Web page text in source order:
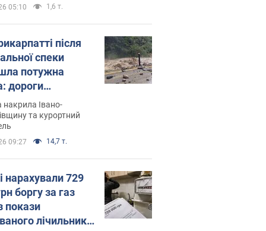
05:10 1,6 т.
після
спеки
потужна
дороги
на
Відео
накрила Івано-
та курортний
09:27 14,7 т.
нарахували 729
боргу за газ
покази
лічильника: